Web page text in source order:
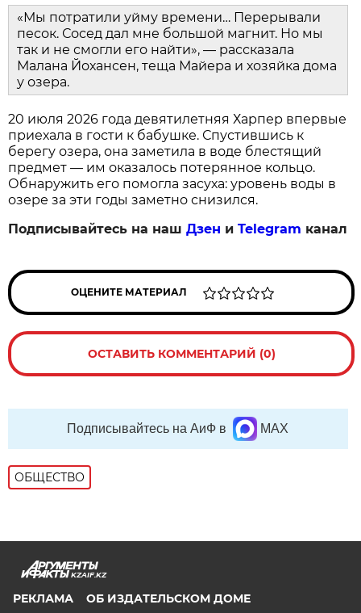
«Мы потратили уйму времени… Перерывали
песок. Сосед дал мне большой магнит. Но мы
так и не смогли его найти», — рассказала
Малана Йохансен, теща Майера и хозяйка дома
у озера.
20 июля 2026 года девятилетняя Харпер впервые
приехала в гости к бабушке. Спустившись к
берегу озера, она заметила в воде блестящий
предмет — им оказалось потерянное кольцо.
Обнаружить его помогла засуха: уровень воды в
озере за эти годы заметно снизился.
Подписывайтесь на нашДзен иTelegram канал
ОЦЕНИТЕ МАТЕРИАЛ
ОСТАВИТЬ КОММЕНТАРИЙ (0)
Подписывайтесь на АиФ в MAX
ОБЩЕСТВО
KZAIF.KZ
РЕКЛАМА
ОБ ИЗДАТЕЛЬСКОМ ДОМЕ